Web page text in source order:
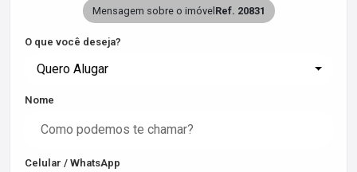
Mensagem sobre o imóvel Ref. 20831
O que você deseja?
Quero Alugar
Nome
Celular / WhatsApp